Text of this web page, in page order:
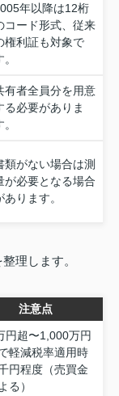
年以降は12桁
コード形式、従来
権利証も対象で
有者全員分を用意
る必要がありま
類がない場合は測
が必要となる場合
あります。
理します。
注意点
円超〜1,000万円
軽減税率適用時
円程度（売買金
る）